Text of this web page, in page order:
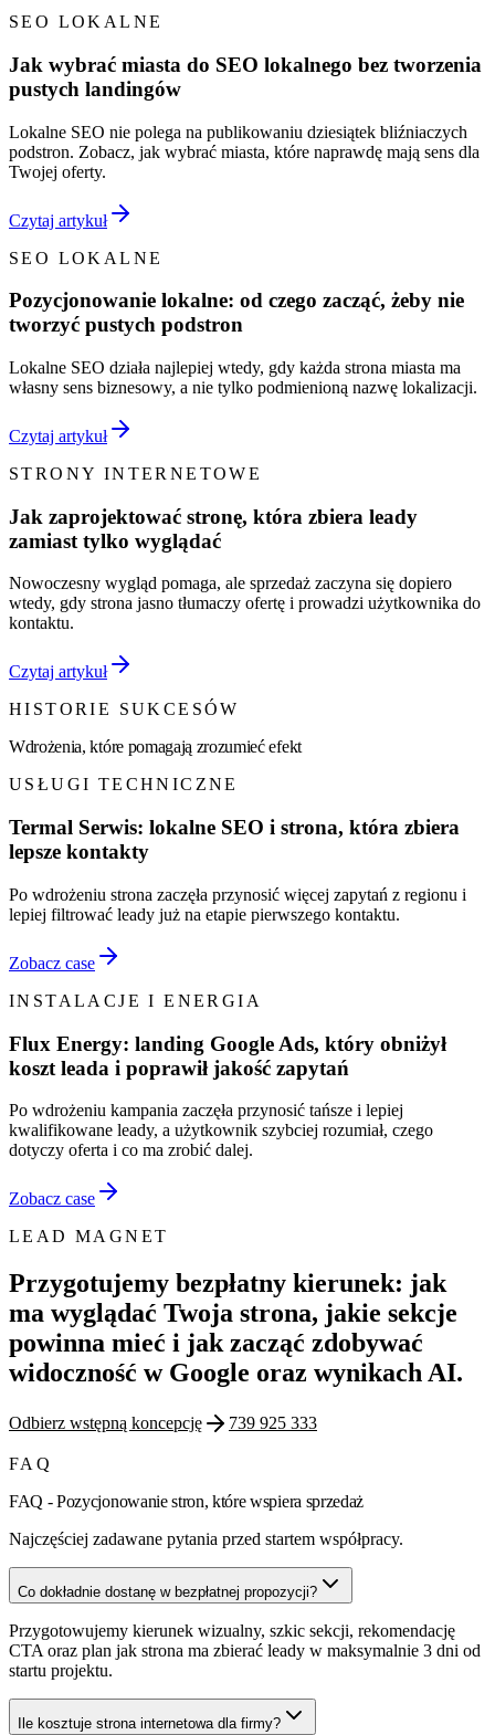
SEO LOKALNE
Jak wybrać miasta do SEO lokalnego bez tworzenia
pustych landingów
Lokalne SEO nie polega na publikowaniu dziesiątek bliźniaczych
podstron. Zobacz, jak wybrać miasta, które naprawdę mają sens dla
Twojej oferty.
Czytaj artykuł
SEO LOKALNE
Pozycjonowanie lokalne: od czego zacząć, żeby nie
tworzyć pustych podstron
Lokalne SEO działa najlepiej wtedy, gdy każda strona miasta ma
własny sens biznesowy, a nie tylko podmienioną nazwę lokalizacji.
Czytaj artykuł
STRONY INTERNETOWE
Jak zaprojektować stronę, która zbiera leady
zamiast tylko wyglądać
Nowoczesny wygląd pomaga, ale sprzedaż zaczyna się dopiero
wtedy, gdy strona jasno tłumaczy ofertę i prowadzi użytkownika do
kontaktu.
Czytaj artykuł
HISTORIE SUKCESÓW
Wdrożenia, które pomagają zrozumieć efekt
USŁUGI TECHNICZNE
Termal Serwis: lokalne SEO i strona, która zbiera
lepsze kontakty
Po wdrożeniu strona zaczęła przynosić więcej zapytań z regionu i
lepiej filtrować leady już na etapie pierwszego kontaktu.
Zobacz case
INSTALACJE I ENERGIA
Flux Energy: landing Google Ads, który obniżył
koszt leada i poprawił jakość zapytań
Po wdrożeniu kampania zaczęła przynosić tańsze i lepiej
kwalifikowane leady, a użytkownik szybciej rozumiał, czego
dotyczy oferta i co ma zrobić dalej.
Zobacz case
LEAD MAGNET
Przygotujemy bezpłatny kierunek: jak
ma wyglądać Twoja strona, jakie sekcje
powinna mieć i jak zacząć zdobywać
widoczność w Google oraz wynikach AI.
Odbierz wstępną koncepcję 739 925 333
FAQ
FAQ - Pozycjonowanie stron, które wspiera sprzedaż
Najczęściej zadawane pytania przed startem współpracy.
Co dokładnie dostanę w bezpłatnej propozycji?
Przygotowujemy kierunek wizualny, szkic sekcji, rekomendację
CTA oraz plan jak strona ma zbierać leady w maksymalnie 3 dni od
startu projektu.
Ile kosztuje strona internetowa dla firmy?